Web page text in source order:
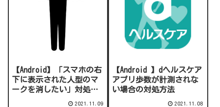
【Android】「スマホの右
下に表示された人型のマ
ークを消したい」対処方
2021.11.09
【Android 】dヘルスケア
アプリ歩数が計測されな
い場合の対処方法
2021.11.08